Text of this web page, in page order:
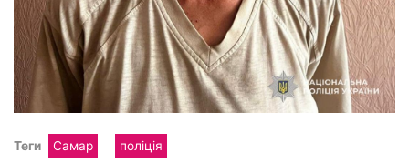
Теги Самар поліція